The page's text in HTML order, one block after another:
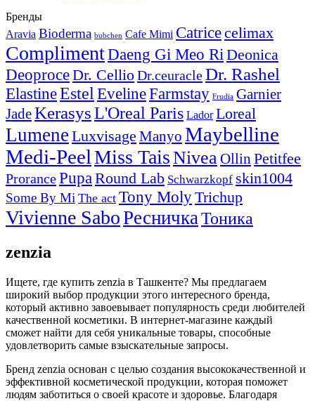
Бренды
Aravia Bioderma bubchen Cafe Mimi Catricecelimax
ComplimentDaeng Gi Meo RiDeonica
DeoproceDr. CellioDr.ceuracleDr. Rashel
ElastineEstelEvelineFarmstay Frudia Garnier
JadeKerasysL'Oreal Paris Lador Loreal
Lumene Luxvisage Manyo Maybelline
Medi-PeelMiss TaisNiveaOllin Petitfee
ProrancePupaRound Lab Schwarzkopf skin1004
Some By Mi The act Tony MolyTrichup
Vivienne SaboРесничкаТоника
zenzia
Ищете, где купить zenzia в Ташкенте? Мы предлагаем
широкий выбор продукции этого интересного бренда,
который активно завоевывает популярность среди любителей
качественной косметики. В интернет-магазине каждый
сможет найти для себя уникальные товары, способные
удовлетворить самые взыскательные запросы.
Бренд zenzia основан с целью создания высококачественной и
эффективной косметической продукции, которая поможет
людям заботиться о своей красоте и здоровье. Благодаря